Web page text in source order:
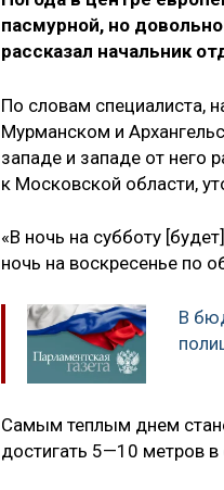
пасмурной, но
рассказал начальник
По словам специалиста,
Мурманском и
западе и западе от него
к Московской области,
«В ночь на субботу
ночь на воскресенье по
В
Самым теплым днем
достигать 5—10 метров